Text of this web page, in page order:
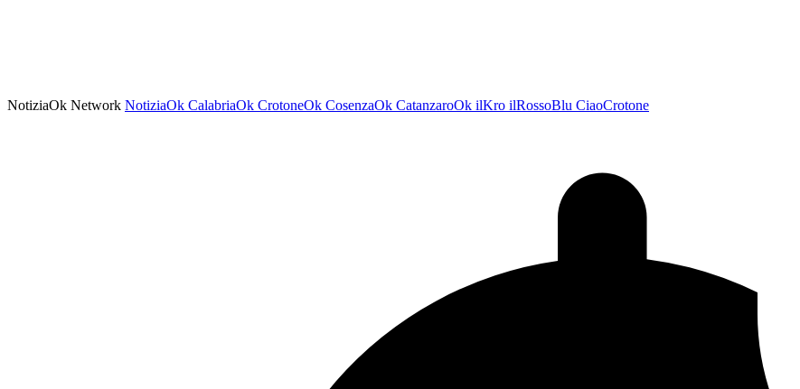
NotiziaOk Network NotiziaOk CalabriaOk CrotoneOk CosenzaOk CatanzaroOk ilKro ilRossoBlu CiaoCrotone